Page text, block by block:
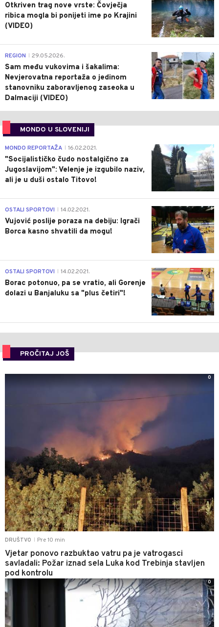
Otkriven trag nove vrste: Čovječja
ribica mogla bi ponijeti ime po Krajini
(VIDEO)
0
REGION 29.05.2026.
Sam među vukovima i šakalima:
Nevjerovatna reportaža o jedinom
stanovniku zaboravljenog zaseoka u
Dalmaciji (VIDEO)
MONDO U SLOVENIJI
4
MONDO REPORTAŽA 16.02.2021.
"Socijalističko čudo nostalgično za
Jugoslavijom": Velenje je izgubilo naziv,
ali je u duši ostalo Titovo!
1
OSTALI SPORTOVI 14.02.2021.
Vujović poslije poraza na debiju: Igrači
Borca kasno shvatili da mogu!
3
OSTALI SPORTOVI 14.02.2021.
Borac potonuo, pa se vratio, ali Gorenje
dolazi u Banjaluku sa "plus četiri"!
PROČITAJ JOŠ
DRUŠTVO Pre 10 min
Vjetar ponovo razbuktao vatru pa je vatrogasci
savladali: Požar iznad sela Luka kod Trebinja stavljen
pod kontrolu
0
0